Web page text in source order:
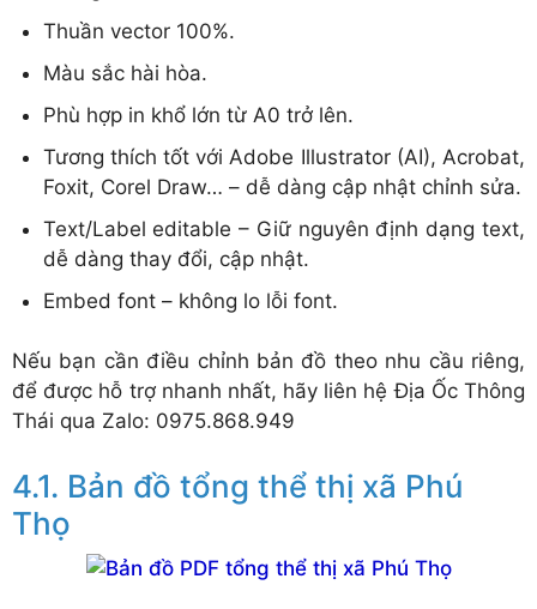
Thuần vector 100%.
Màu sắc hài hòa.
Phù hợp in khổ lớn từ A0 trở lên.
Tương thích tốt với Adobe Illustrator (AI), Acrobat,
Foxit, Corel Draw… – dễ dàng cập nhật chỉnh sửa.
Text/Label editable – Giữ nguyên định dạng text,
dễ dàng thay đổi, cập nhật.
Embed font – không lo lỗi font.
Nếu bạn cần điều chỉnh bản đồ theo nhu cầu riêng,
để được hỗ trợ nhanh nhất, hãy liên hệ Địa Ốc Thông
Thái qua Zalo: 0975.868.949
Bản đồ tổng thể thị xã Phú
Thọ